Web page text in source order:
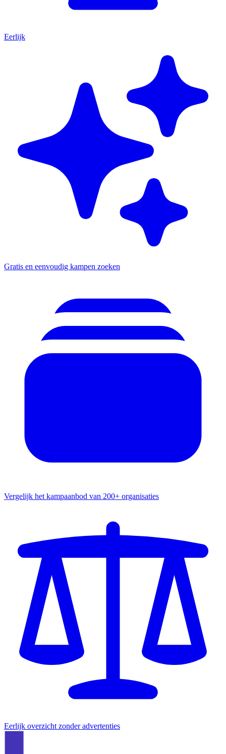
Eerlijk
Gratis en eenvoudig kampen zoeken
Vergelijk het kampaanbod van 200+ organisaties
Eerlijk overzicht zonder advertenties